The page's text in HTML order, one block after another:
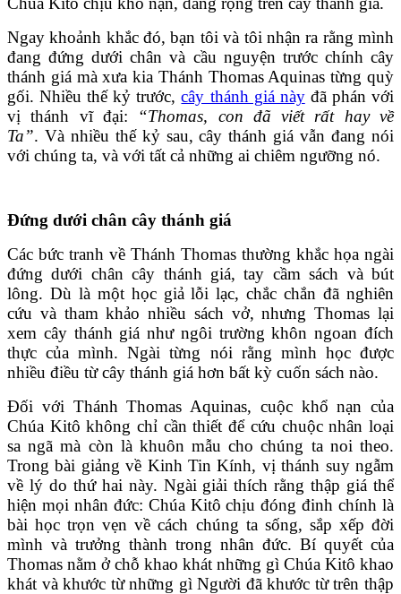
Ngay khoảnh khắc đó, bạn tôi và tôi nhận ra rằng mình
đang đứng dưới chân và cầu nguyện trước chính cây
thánh giá mà xưa kia Thánh Thomas Aquinas từng quỳ
gối. Nhiều thế kỷ trước,cây thánh giá nàyđã phán với
vị thánh vĩ đại: “Thomas, con đã viết rất hay về
Ta”. Và nhiều thế kỷ sau, cây thánh giá vẫn đang nói
với chúng ta, và với tất cả những ai chiêm ngưỡng nó.
Đứng dưới chân cây thánh giá
Các bức tranh về Thánh Thomas thường khắc họa ngài
đứng dưới chân cây thánh giá, tay cầm sách và bút
lông. Dù là một học giả lỗi lạc, chắc chắn đã nghiên
cứu và tham khảo nhiều sách vở, nhưng Thomas lại
xem cây thánh giá như ngôi trường khôn ngoan đích
thực của mình. Ngài từng nói rằng mình học được
nhiều điều từ cây thánh giá hơn bất kỳ cuốn sách nào.
Đối với Thánh Thomas Aquinas, cuộc khổ nạn của
Chúa Kitô không chỉ cần thiết để cứu chuộc nhân loại
sa ngã mà còn là khuôn mẫu cho chúng ta noi theo.
Trong bài giảng về Kinh Tin Kính, vị thánh suy ngẫm
về lý do thứ hai này. Ngài giải thích rằng thập giá thể
hiện mọi nhân đức: Chúa Kitô chịu đóng đinh chính là
bài học trọn vẹn về cách chúng ta sống, sắp xếp đời
mình và trưởng thành trong nhân đức. Bí quyết của
Thomas nằm ở chỗ khao khát những gì Chúa Kitô khao
khát và khước từ những gì Người đã khước từ trên thập